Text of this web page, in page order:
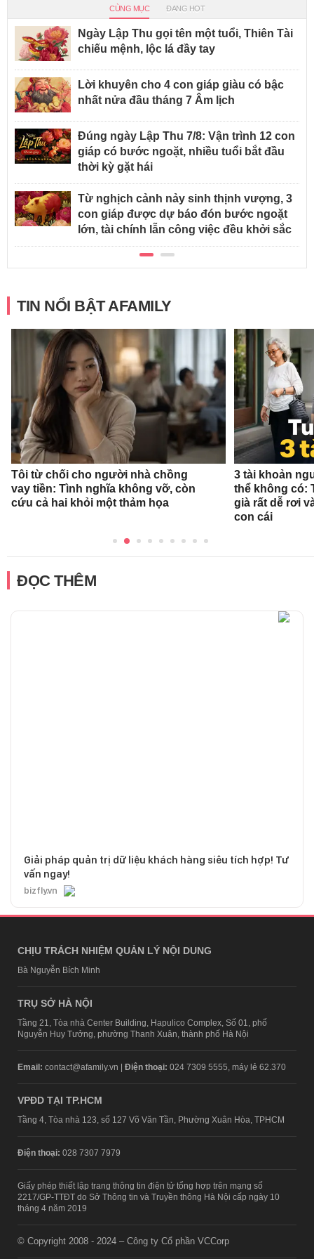
CÙNG MỤC ĐANG HOT
Ngày Lập Thu gọi tên một tuổi, Thiên Tài
chiếu mệnh, lộc lá đầy tay
Lời khuyên cho 4 con giáp giàu có bậc
nhất nửa đầu tháng 7 Âm lịch
Đúng ngày Lập Thu 7/8: Vận trình 12 con
giáp có bước ngoặt, nhiều tuổi bắt đầu
thời kỳ gặt hái
Từ nghịch cảnh nảy sinh thịnh vượng, 3
con giáp được dự báo đón bước ngoặt
lớn, tài chính lẫn công việc đều khởi sắc
TIN NỔI BẬT AFAMILY
Tôi từ chối cho người nhà chồng
vay tiền: Tình nghĩa không vỡ, còn
cứu cả hai khỏi một thảm họa
3 tài khoản
thể không có:
già rất dễ rơi
con cái
ĐỌC THÊM
Giải pháp quản trị dữ liệu khách hàng siêu tích hợp! Tư
vấn ngay!
bizfly.vn
CHỊU TRÁCH NHIỆM QUẢN LÝ NỘI DUNG
Bà Nguyễn Bích Minh
TRỤ SỞ HÀ NỘI
Tầng 21, Tòa nhà Center Building, Hapulico Complex, Số 01, phố
Nguyễn Huy Tưởng, phường Thanh Xuân, thành phố Hà Nội
Email: contact@afamily.vn | Điện thoại: 024 7309 5555, máy lẻ 62.370
VPĐD TẠI TP.HCM
Tầng 4, Tòa nhà 123, số 127 Võ Văn Tần, Phường Xuân Hòa, TPHCM
Điện thoại: 028 7307 7979
Giấy phép thiết lập trang thông tin điện tử tổng hợp trên mạng số
2217/GP-TTĐT do Sở Thông tin và Truyền thông Hà Nội cấp ngày 10
tháng 4 năm 2019
© Copyright 2008 - 2024 – Công ty Cổ phần VCCorp